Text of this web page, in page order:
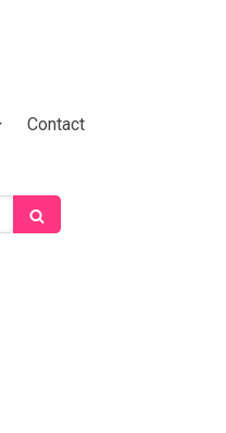
Contact